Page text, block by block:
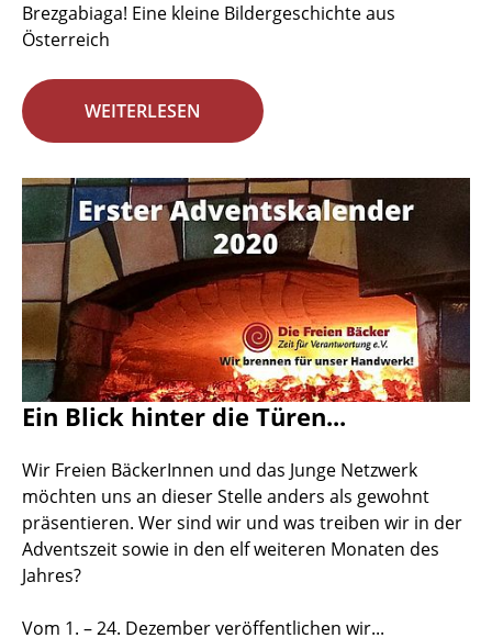
Brezgabiaga! Eine kleine Bildergeschichte aus
Österreich
WEITERLESEN
Ein Blick hinter die Türen...
Wir Freien BäckerInnen und das Junge Netzwerk
möchten uns an dieser Stelle anders als gewohnt
präsentieren. Wer sind wir und was treiben wir in der
Adventszeit sowie in den elf weiteren Monaten des
Jahres?
Vom 1. – 24. Dezember veröffentlichen wir...